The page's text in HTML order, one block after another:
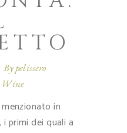
Bypelissero
Wine
in
primi dei quali a